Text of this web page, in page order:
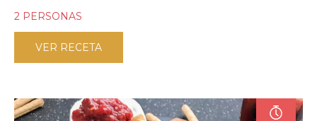
2 PERSONAS
VER RECETA